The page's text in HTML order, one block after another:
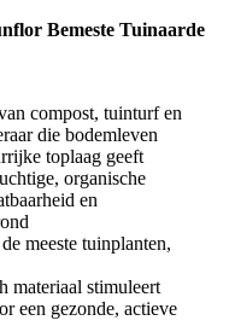
Bemeste Tuinaarde
compost, tuinturf en
die bodemleven
toplaag geeft
organische
en
meeste tuinplanten,
materiaal stimuleert
een gezonde, actieve